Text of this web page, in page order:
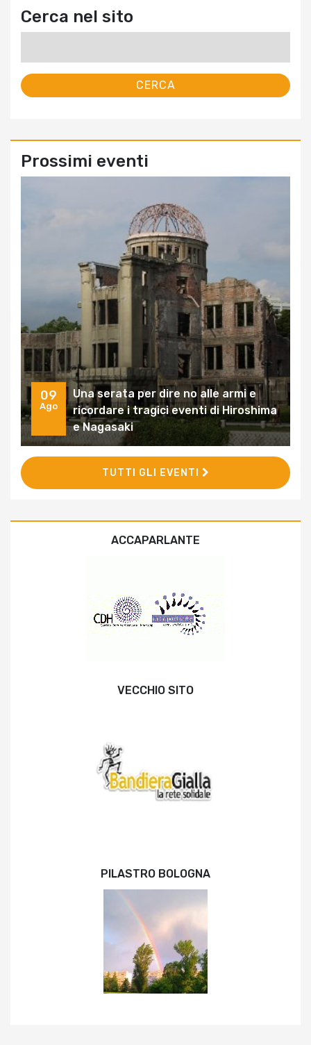
Cerca nel sito
Prossimi eventi
09
Ago
Una serata per dire no alle armi e
ricordare i tragici eventi di Hiroshima
e Nagasaki
TUTTI GLI EVENTI
ACCAPARLANTE
VECCHIO SITO
PILASTRO BOLOGNA